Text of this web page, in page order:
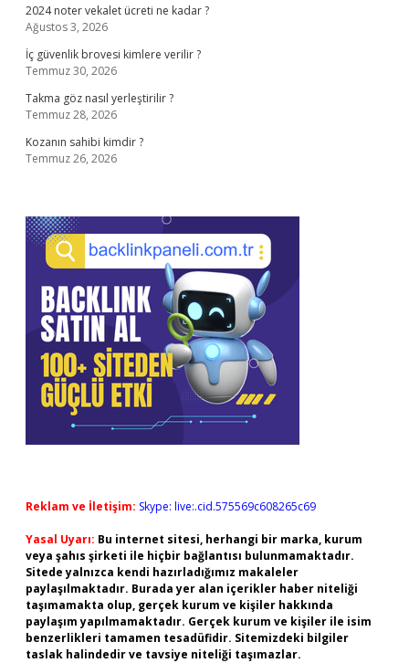
2024 noter vekalet ücreti ne kadar ?
Ağustos 3, 2026
İç güvenlik brovesi kimlere verilir ?
Temmuz 30, 2026
Takma göz nasıl yerleştirilir ?
Temmuz 28, 2026
Kozanın sahibi kimdir ?
Temmuz 26, 2026
Reklam ve İletişim: Skype: live:.cid.575569c608265c69
Yasal Uyarı: Bu internet sitesi, herhangi bir marka, kurum
veya şahıs şirketi ile hiçbir bağlantısı bulunmamaktadır.
Sitede yalnızca kendi hazırladığımız makaleler
paylaşılmaktadır. Burada yer alan içerikler haber niteliği
taşımamakta olup, gerçek kurum ve kişiler hakkında
paylaşım yapılmamaktadır. Gerçek kurum ve kişiler ile isim
benzerlikleri tamamen tesadüfidir. Sitemizdeki bilgiler
taslak halindedir ve tavsiye niteliği taşımazlar.